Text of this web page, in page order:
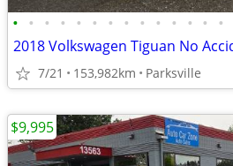
• • • • • • • • • • • • • •
2018 Volkswagen Tiguan No
7/21 153,982km Parksville
$9,995